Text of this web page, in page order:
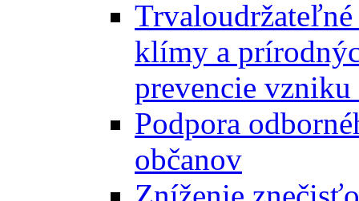
klímy a
prevencie vzniku
Podpora
občanov